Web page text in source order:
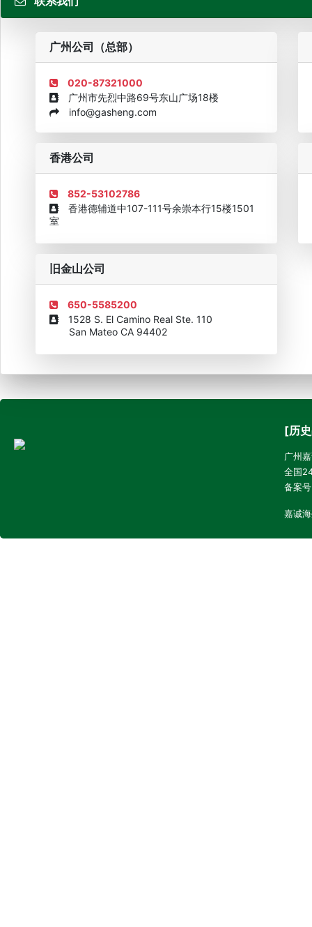
企业诚信AAAAA奖牌2015 欧美澳最具价值品牌移民机构
广州公司（总部）
020-87321000
广州市先烈中路69号东山广场18楼
info@gasheng.com
香港公司
852-53102786
香港德辅道中107-111号余崇本行15楼1501
室
旧金山公司
650-5585200
1528 S. El Camino Real Ste. 110
San Mateo CA 94402
[历
广州
全国
备案
嘉诚